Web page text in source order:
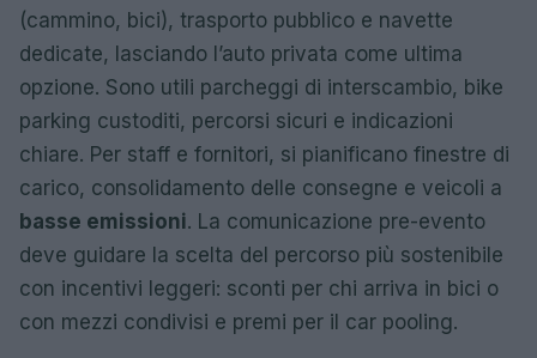
(cammino, bici), trasporto pubblico e navette
dedicate, lasciando l’auto privata come ultima
opzione. Sono utili parcheggi di interscambio, bike
parking custoditi, percorsi sicuri e indicazioni
chiare. Per staff e fornitori, si pianificano finestre di
carico, consolidamento delle consegne e veicoli a
basse emissioni. La comunicazione pre-evento
deve guidare la scelta del percorso più sostenibile
con incentivi leggeri: sconti per chi arriva in bici o
con mezzi condivisi e premi per il car pooling.